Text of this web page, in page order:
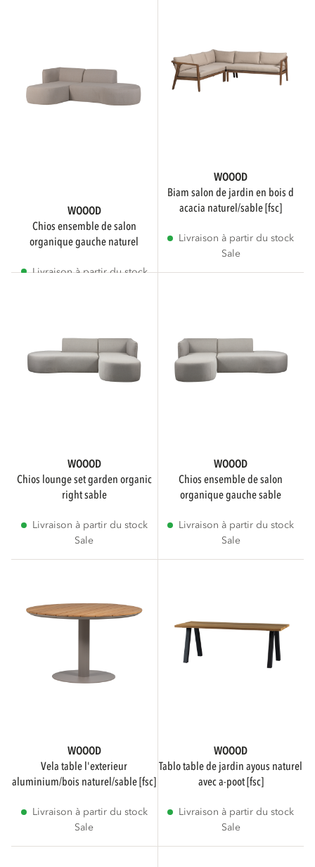
CONFORT D'ASSISE
MOTIF
Autre
ASSEMBLAGE REQUIS
Assemblage requis 42
Aucun assemblage requis
WOOOD
chios ensemble de salon
organique gauche naturel
Livraison à partir du stock
WOOOD
biam salon de jardin en bois d
acacia naturel/sable [fsc]
Livraison à partir du stock
Sale
WOOOD
chios lounge set garden organic
right sable
Livraison à partir du stock
Sale
WOOOD
chios ensemble de salon
organique gauche sable
Livraison à partir du stock
Sale
WOOOD
vela table l'exterieur
aluminium/bois naturel/sable [fsc]
Livraison à partir du stock
Sale
WOOOD
tablo table de jardin ayous naturel
avec a-poot [fsc]
Livraison à partir du stock
Sale